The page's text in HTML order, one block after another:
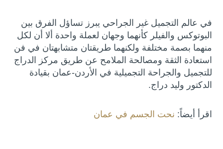
في عالم التجميل غير الجراحي يبرز تساؤل الفرق بين
البوتوكس والفيلر كأنهما وجهان لعملة واحدة ألا أن لكل
منهما بصمة مختلفة ولكنهما طريقتان متشابهتان في فن
استعادة الثقة ومصالحة الملامح عن طريق مركز الدراج
للتجميل والجراحة التجميلية في الأردن-عمان بقيادة
الدكتور وليد دراج.
اقرأ أيضاً: نحت الجسم في عمان